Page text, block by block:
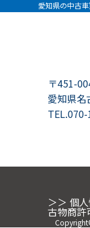
愛知県の中古
〒451-
愛知県
＞＞ 個
古物商許